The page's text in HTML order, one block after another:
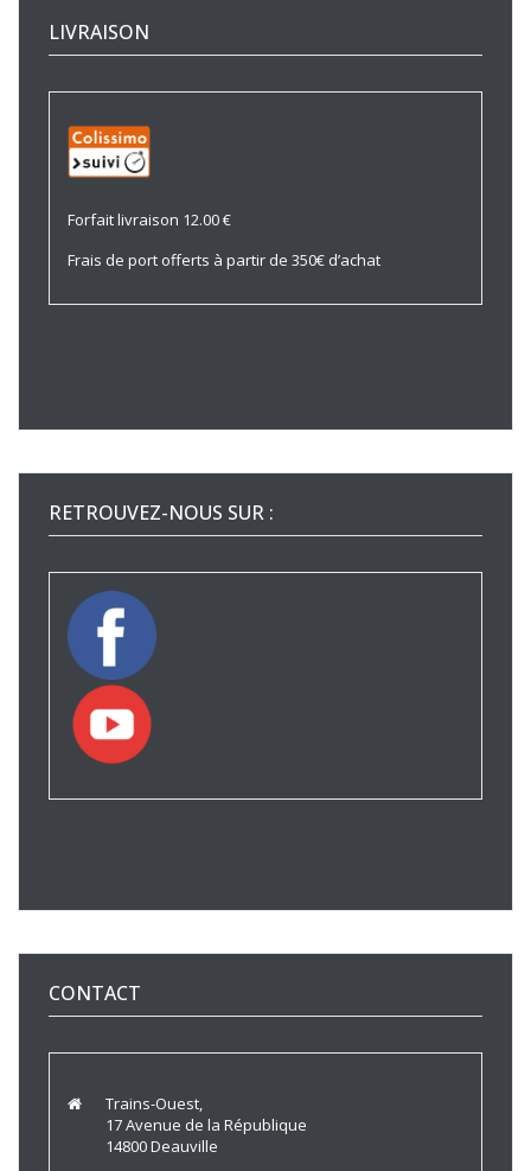
LIVRAISON
Forfait livraison 12.00 €
Frais de port offerts à partir de 350€ d’achat
RETROUVEZ-NOUS SUR :
CONTACT
Trains-Ouest,
17 Avenue de la République
14800 Deauville